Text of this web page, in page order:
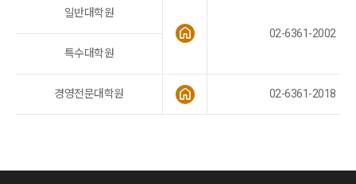
일반대학원
02-6361-2002
특수대학원
경영전문대학원 02-6361-2018